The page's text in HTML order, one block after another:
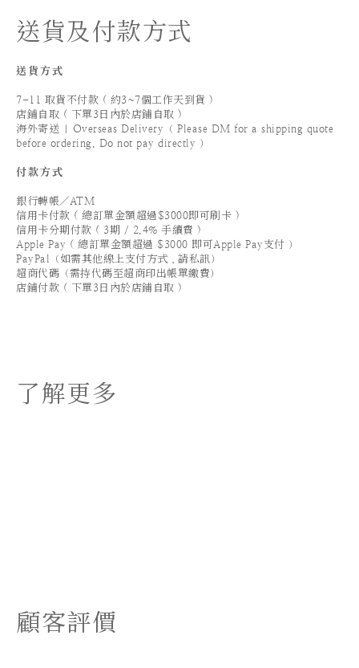
送貨及付款方式
送貨方式
7-11 取貨不付款 ( 約3~7個工作天到貨 )
店鋪自取 ( 下單3日內於店鋪自取 )
海外寄送 | Overseas Delivery（ Please DM for a shipping quote
before ordering. Do not pay directly ）
付款方式
銀行轉帳／ATM
信用卡付款 ( 總訂單金額超過$3000即可刷卡 )
信用卡分期付款 ( 3期 / 2.4% 手續費 )
Apple Pay ( 總訂單金額超過 $3000 即可Apple Pay支付 ）
PayPal（如需其他線上支付方式，請私訊）
超商代碼（需持代碼至超商印出帳單繳費）
店鋪付款 ( 下單3日內於店鋪自取 )
了解更多
顧客評價